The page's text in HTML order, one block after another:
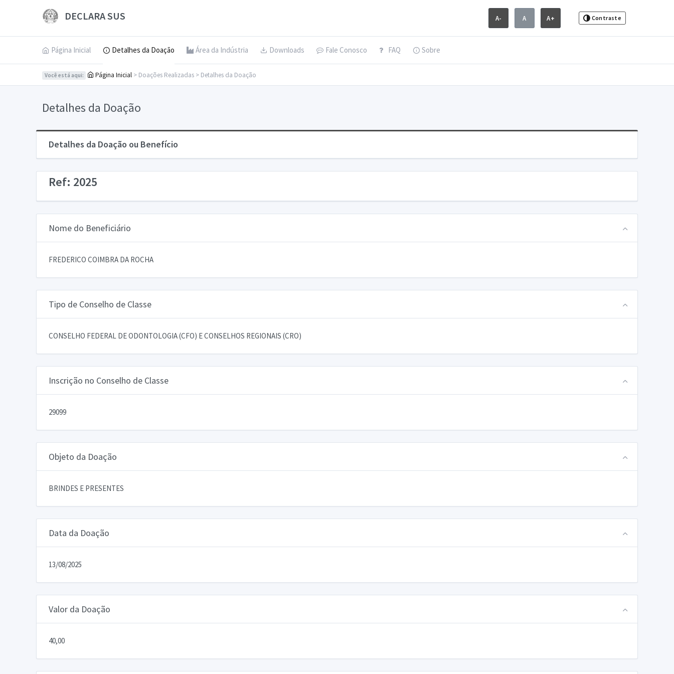
DECLARA SUS A- A A+ Contraste
Página Inicial Detalhes da Doação Área da Indústria Downloads Fale Conosco FAQ Sobre
Você está aqui: Página Inicial > Doações Realizadas > Detalhes da Doação
Detalhes da Doação
Detalhes da Doação ou Benefício
Ref: 2025
Nome do Beneficiário
FREDERICO COIMBRA DA ROCHA
Tipo de Conselho de Classe
CONSELHO FEDERAL DE ODONTOLOGIA (CFO) E CONSELHOS REGIONAIS (CRO)
Inscrição no Conselho de Classe
29099
Objeto da Doação
BRINDES E PRESENTES
Data da Doação
13/08/2025
Valor da Doação
40,00